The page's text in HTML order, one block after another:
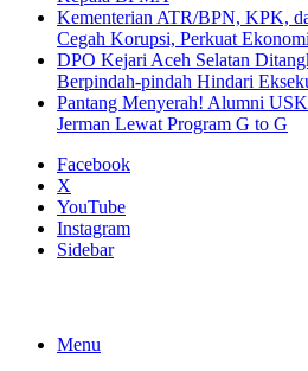
Kementerian ATR/BPN, KPK,
Cegah Korupsi, Perkuat
DPO Kejari Aceh Selatan
Berpindah-pindah Hindari
Pantang Menyerah! Alumni
Jerman Lewat Program G to G
Facebook
X
YouTube
Instagram
Sidebar
Menu